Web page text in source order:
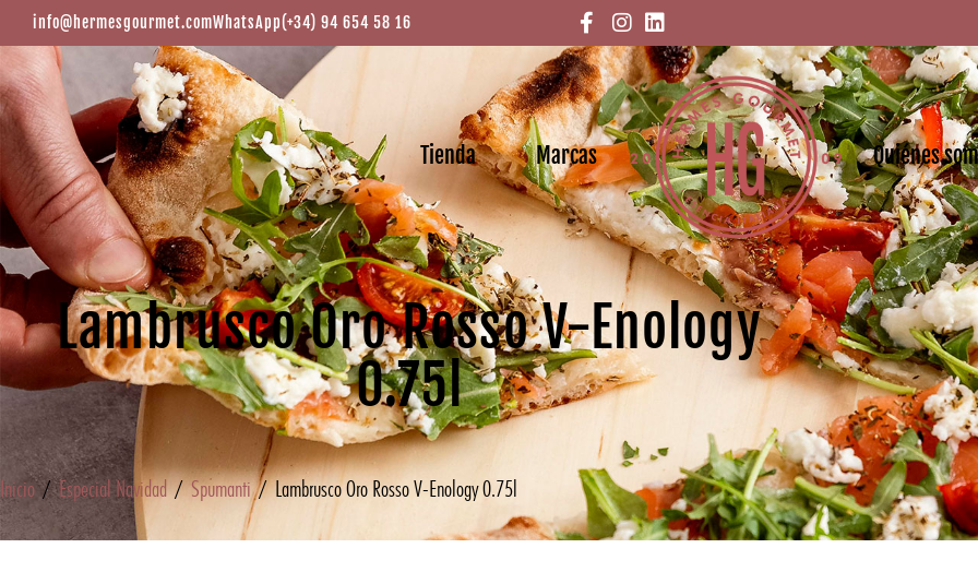
info@hermesgourmet.comWhatsApp(+34) 94 654 58 16
Tienda Marcas Quiénes
Lambrusco Oro Rosso V-Enology
0.75l
Inicio/Especial Navidad/Spumanti/ Lambrusco Oro Rosso V-Enology 0.75l